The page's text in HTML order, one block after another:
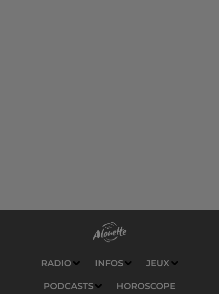
RADIO INFOS JEUX
PODCASTS HOROSCOPE